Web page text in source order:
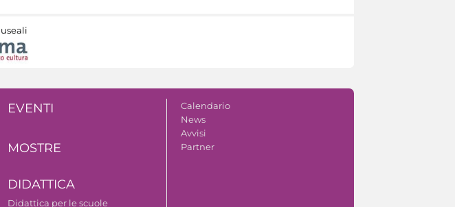
EVENTI
MOSTRE
DIDATTICA
Didattica per le scuole
Calendario
News
Avvisi
Partner